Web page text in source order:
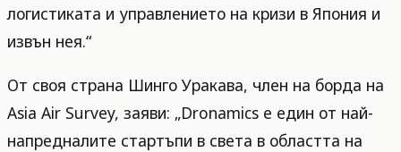
логистиката и управлението на кризи в Япония и
извън нея.“
От своя страна Шинго Уракава, член на борда на
Asia Air Survey, заяви: „Dronamics е един от най-
напредналите стартъпи в света в областта на